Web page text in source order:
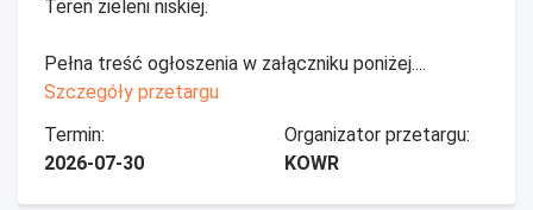
Teren zieleni niskiej.
Pełna treść ogłoszenia w załączniku poniżej....
Szczegóły przetargu
Termin:
2026-07-30
Organizator przetargu:
KOWR